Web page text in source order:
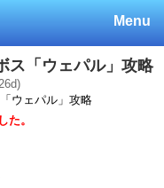
Menu
ス「ウェパル」攻略
ウェパル」攻略
た。